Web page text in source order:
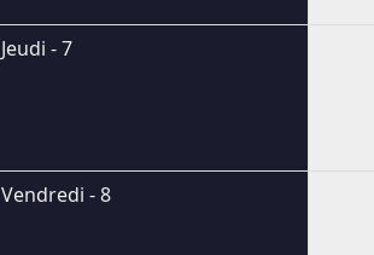
Jeudi - 7
Vendredi - 8